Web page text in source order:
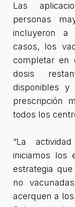
Las
personas
incluyeron a
casos, los
completar en
dosis
disponibles
prescripción
todos los
“La
iniciamos los
estrategia
no
acerquen a